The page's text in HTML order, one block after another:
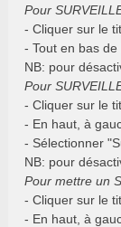
Pour
- Cliquer sur le
- Tout en bas
NB: pour
Pour
- Cliquer sur le
- En haut, à
- Sélectionner
NB: pour
Pour mettre un
- Cliquer sur le
- En haut, à